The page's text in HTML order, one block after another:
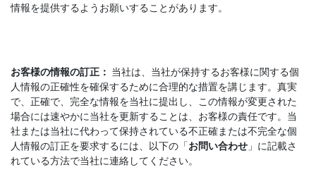
情報を提供するようお願いすることがあります。
お客様の情報の訂正： 当社は、当社が保持するお客様に関する個
人情報の正確性を確保するために合理的な措置を講じます。真実
で、正確で、完全な情報を当社に提出し、この情報が変更された
場合には速やかに当社を更新することは、お客様の責任です。当
社または当社に代わって保持されている不正確または不完全な個
人情報の訂正を要求するには、以下の「お問い合わせ 」に記載さ
れている方法で当社に連絡してください。